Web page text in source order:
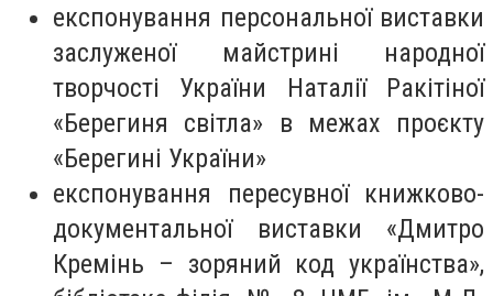
експонування персональної виставки
заслуженої майстрині народної
творчості України Наталії Ракітіної
«Берегиня світла» в межах проєкту
«Берегині України»
експонування пересувної книжково-
документальної виставки «Дмитро
Кремінь – зоряний код українства»,